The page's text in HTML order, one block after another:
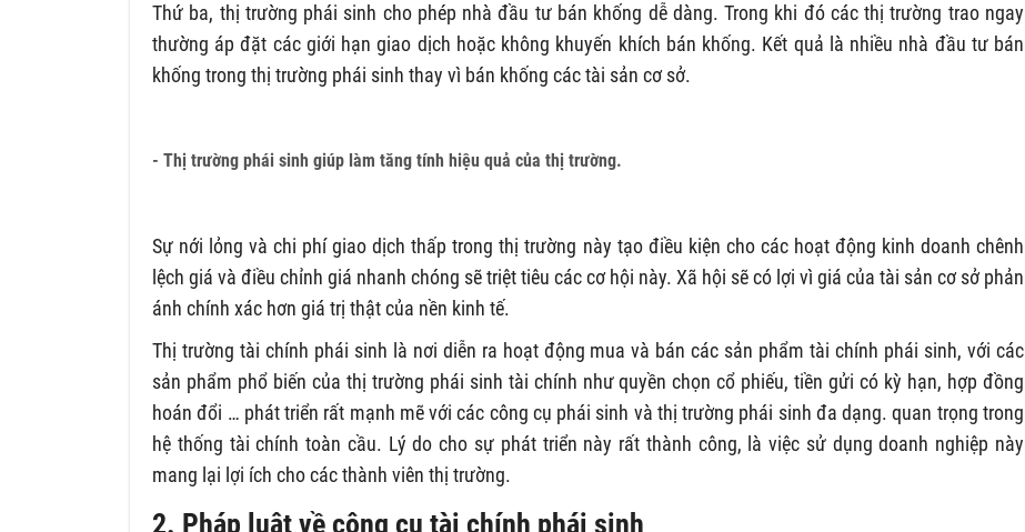
Thứ ba, thị trường phái sinh cho phép nhà đầu tư bán khống dễ dàng. Trong khi đó các thị trường trao ngay
thường áp đặt các giới hạn giao dịch hoặc không khuyến khích bán khống. Kết quả là nhiều nhà đầu tư bán
khống trong thị trường phái sinh thay vì bán khống các tài sản cơ sở.
- Thị trường phái sinh giúp làm tăng tính hiệu quả của thị trường.
Sự nới lỏng và chi phí giao dịch thấp trong thị trường này tạo điều kiện cho các hoạt động kinh doanh chênh
lệch giá và điều chỉnh giá nhanh chóng sẽ triệt tiêu các cơ hội này. Xã hội sẽ có lợi vì giá của tài sản cơ sở phản
ánh chính xác hơn giá trị thật của nền kinh tế.
Thị trường tài chính phái sinh là nơi diễn ra hoạt động mua và bán các sản phẩm tài chính phái sinh, với các
sản phẩm phổ biến của thị trường phái sinh tài chính như quyền chọn cổ phiếu, tiền gửi có kỳ hạn, hợp đồng
hoán đổi … phát triển rất mạnh mẽ với các công cụ phái sinh và thị trường phái sinh đa dạng. quan trọng trong
hệ thống tài chính toàn cầu. Lý do cho sự phát triển này rất thành công, là việc sử dụng doanh nghiệp này
mang lại lợi ích cho các thành viên thị trường.
2. Pháp luật về công cụ tài chính phái sinh